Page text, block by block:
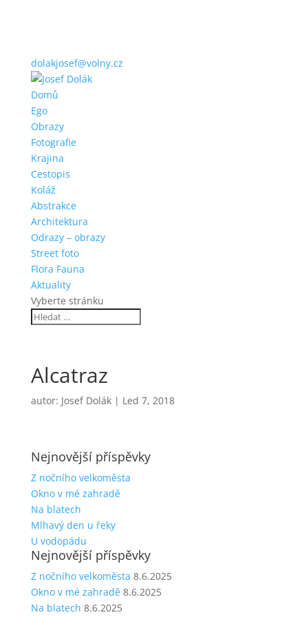
dolakjosef@volny.cz
Domů
Ego
Obrazy
Fotografie
Krajina
Cestopis
Koláž
Abstrakce
Architektura
Odrazy – obrazy
Street foto
Flora Fauna
Aktuality
Vyberte stránku
Alcatraz
autor: Josef Dolák| Led 7, 2018
Nejnovější příspěvky
Z nočního velkoměsta
Okno v mé zahradě
Na blatech
Mlhavý den u řeky
U vodopádu
Nejnovější příspěvky
Z nočního velkoměsta 8.6.2025
Okno v mé zahradě 8.6.2025
Na blatech 8.6.2025